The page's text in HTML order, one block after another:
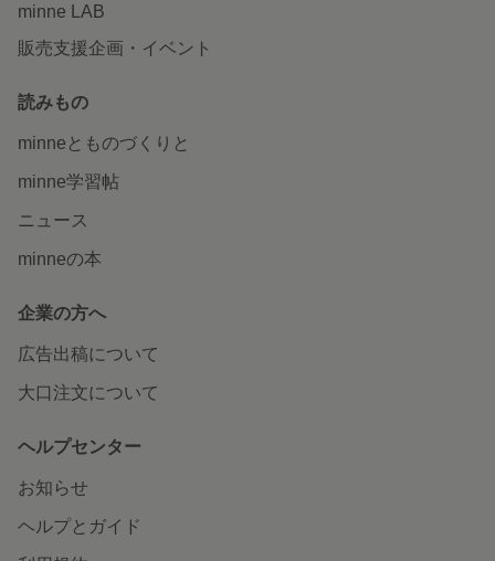
minne LAB
販売支援企画・イベント
読みもの
minneとものづくりと
minne学習帖
ニュース
minneの本
企業の方へ
広告出稿について
大口注文について
ヘルプセンター
お知らせ
ヘルプとガイド